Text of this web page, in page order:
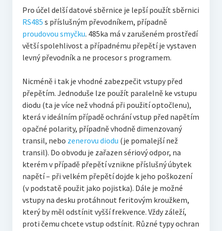
Pro účel delší datové sběrnice je lepší použít sběrnici
RS485 s příslušným převodníkem, případně
proudovou smyčku. 485ka má v zarušeném prostředí
větší spolehlivost a případnému přepětí je vystaven
levný převodník a ne procesor s programem.
Nicméně i tak je vhodné zabezpečit vstupy před
přepětím. Jednoduše lze použít paralelně ke vstupu
diodu (ta je více než vhodná při použití optočlenu),
která v ideálním případě ochrání vstup před napětím
opačné polarity, případně vhodně dimenzovaný
transil, nebo zenerovu diodu (je pomalejší než
transil). Do obvodu je zařazen sériový odpor, na
kterém v případě přepětí vznikne příslušný úbytek
napětí – při velkém přepětí dojde k jeho poškození
(v podstatě použit jako pojistka). Dále je možné
vstupy na desku protáhnout feritovým kroužkem,
který by měl odstínit vyšší frekvence. Vždy záleží,
proti čemu chcete vstup odstínit. Různé typy ochran